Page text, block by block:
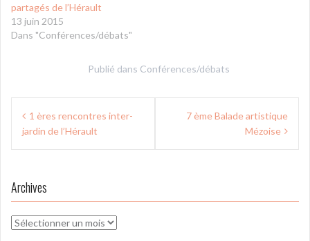
partagés de l’Hérault
13 juin 2015
Dans "Conférences/débats"
Publié dans Conférences/débats
Navigation
de 1 ères rencontres inter-
jardin de l’Hérault
7 ème Balade artistique
Mézoise
Archives
Archives